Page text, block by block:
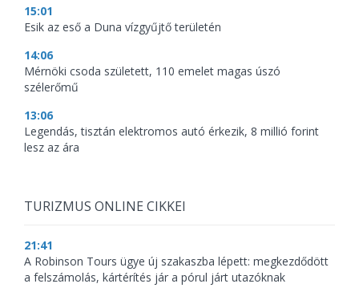
15:01
Esik az eső a Duna vízgyűjtő területén
14:06
Mérnöki csoda született, 110 emelet magas úszó
szélerőmű
13:06
Legendás, tisztán elektromos autó érkezik, 8 millió forint
lesz az ára
TURIZMUS ONLINE CIKKEI
21:41
A Robinson Tours ügye új szakaszba lépett: megkezdődött
a felszámolás, kártérítés jár a pórul járt utazóknak